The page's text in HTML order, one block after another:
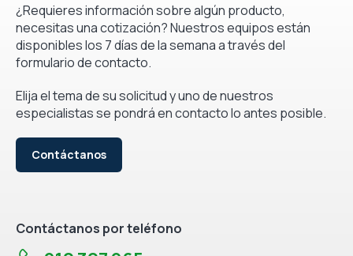
¿Requieres información sobre algún producto,
necesitas una cotización? Nuestros equipos están
disponibles los 7 días de la semana a través del
formulario de contacto.
Elija el tema de su solicitud y uno de nuestros
especialistas se pondrá en contacto lo antes posible.
Contáctanos
Contáctanos por teléfono